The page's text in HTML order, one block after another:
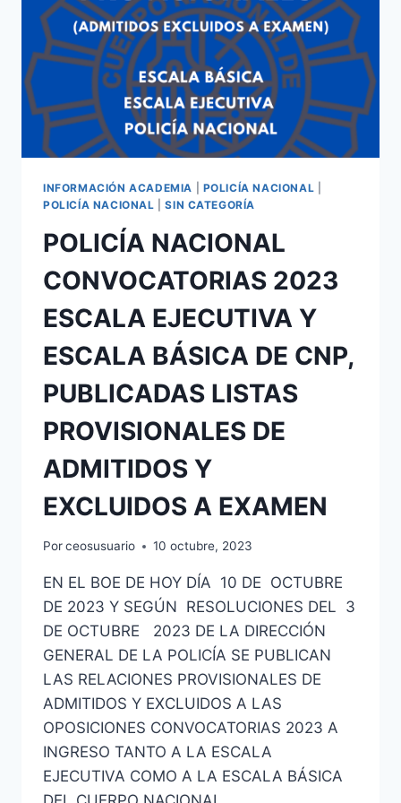
INFORMACIÓN ACADEMIA POLICÍA NACIONAL
POLICÍA NACIONAL |SIN CATEGORÍA
POLICÍA NACIONAL
CONVOCATORIAS 2023
ESCALA EJECUTIVA Y
ESCALA BÁSICA DE CNP,
PUBLICADAS LISTAS
PROVISIONALES DE
ADMITIDOS Y
EXCLUIDOS A EXAMEN
Porceosusuario 10 octubre, 2023
EN EL BOE DE HOY DÍA 10 DE OCTUBRE
DE 2023 Y SEGÚN RESOLUCIONES DEL 3
DE OCTUBRE 2023 DE LA DIRECCIÓN
GENERAL DE LA POLICÍA SE PUBLICAN
LAS RELACIONES PROVISIONALES DE
ADMITIDOS Y EXCLUIDOS A LAS
OPOSICIONES CONVOCATORIAS 2023 A
INGRESO TANTO A LA ESCALA
EJECUTIVA COMO A LA ESCALA BÁSICA